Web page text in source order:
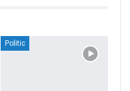
Politic